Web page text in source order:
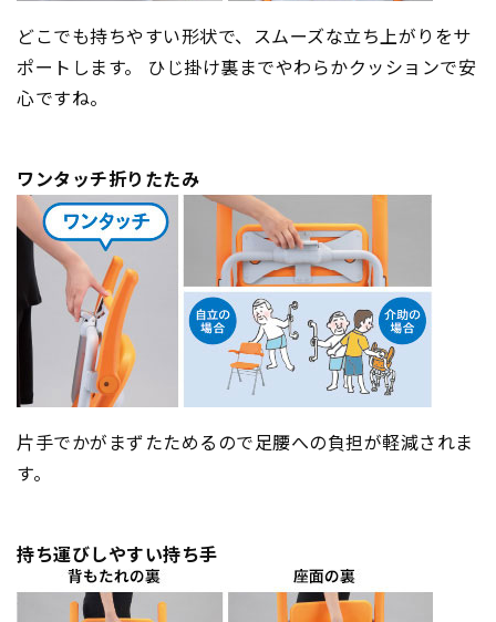
どこでも持ちやすい形状で、スムーズな立ち上がりをサ
ポートします。 ひじ掛け裏までやわらかクッションで安
心ですね。
ワンタッチ折りたたみ
片手でかがまずたためるので足腰への負担が軽減されま
す。
持ち運びしやすい持ち手